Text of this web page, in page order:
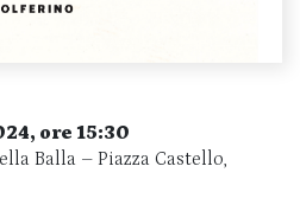
ore 15:30
Balla – Piazza Castello,